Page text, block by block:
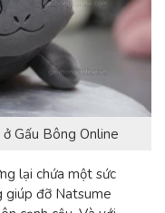
Gấu Bông Online
lại chứa một sức
giúp đỡ Natsume